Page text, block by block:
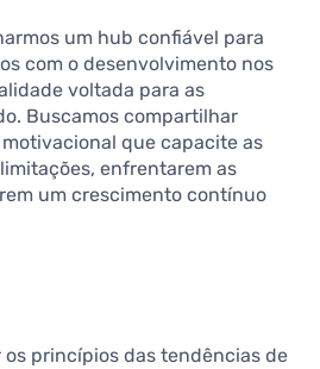
um hub confiável para
com o desenvolvimento nos
voltada para as
Buscamos compartilhar
que capacite as
enfrentarem as
um crescimento contínuo
os princípios das tendências de